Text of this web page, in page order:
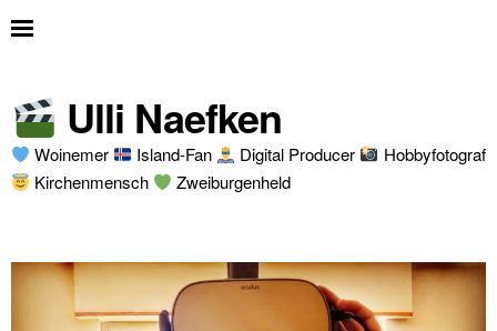
Ulli Naefken
Woinemer Island-Fan Digital Producer
Hobbyfotograf
Kirchenmensch
Zweiburgenheld